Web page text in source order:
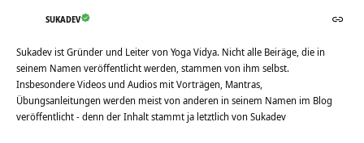
SUKADEV
Sukadev ist Gründer und Leiter von Yoga Vidya. Nicht alle Beiräge, die in
seinem Namen veröffentlicht werden, stammen von ihm selbst.
Insbesondere Videos und Audios mit Vorträgen, Mantras,
Übungsanleitungen werden meist von anderen in seinem Namen im Blog
veröffentlicht - denn der Inhalt stammt ja letztlich von Sukadev